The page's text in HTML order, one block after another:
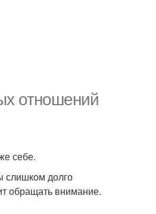
отношений
себе.
слишком долго
обращать внимание.